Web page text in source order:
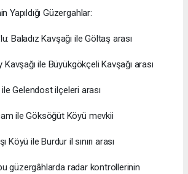
Yapıldığı Güzergahlar:
Baladız Kavşağı ile Göltaş arası
ile Büyükgökçeli Kavşağı arası
Gelendost ilçeleri arası
ile Göksöğüt Köyü mevkii
Köyü ile Burdur il sınırı arası
güzergâhlarda radar kontrollerinin